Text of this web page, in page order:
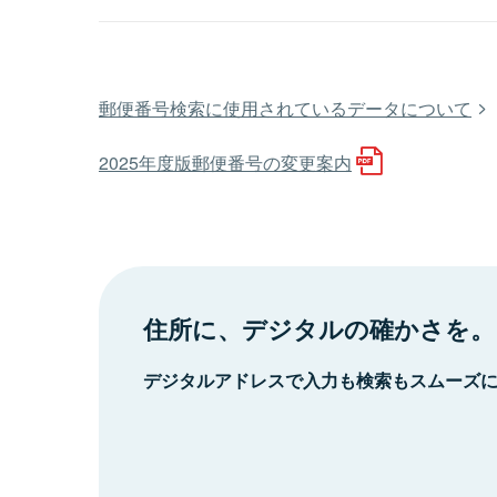
郵便番号検索に使用されているデータについて
2025年度版郵便番号の変更案内
住所に、デジタルの確かさを。
デジタルアドレスで入力も検索もスムーズ